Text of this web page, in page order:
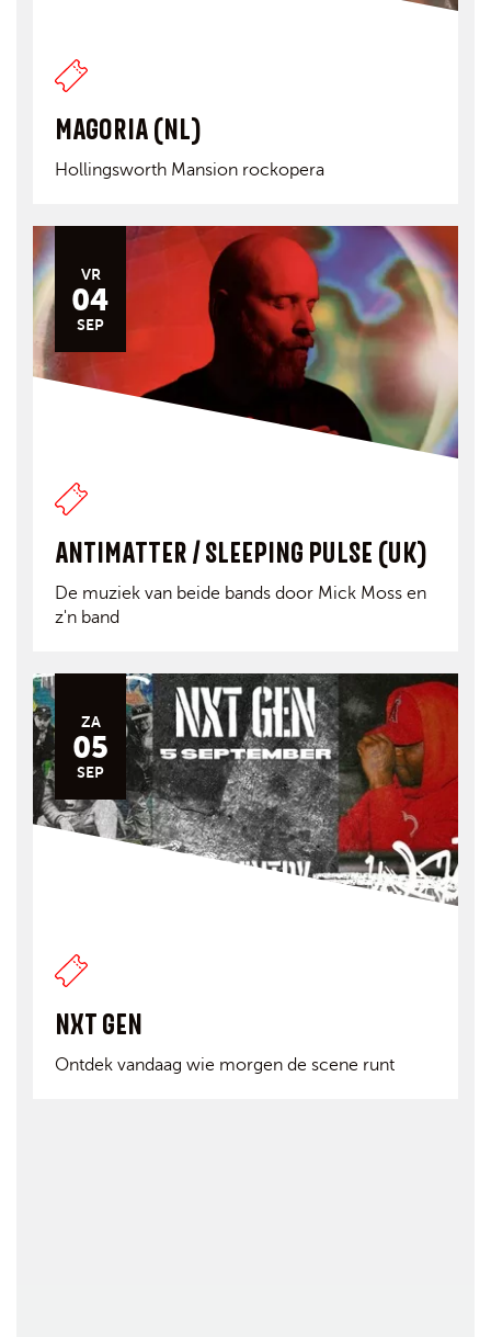
MAGORIA (NL)
Hollingsworth Mansion rockopera
VR
04
SEP
ANTIMATTER / SLEEPING PULSE (UK)
De muziek van beide bands door Mick Moss en
z'n band
ZA
05
SEP
NXT GEN
Ontdek vandaag wie morgen de scene runt